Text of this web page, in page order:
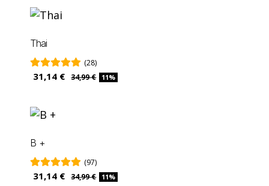
Thai
(28)
31,14 € 34,99 € 11%
B +
(97)
31,14 € 34,99 € 11%